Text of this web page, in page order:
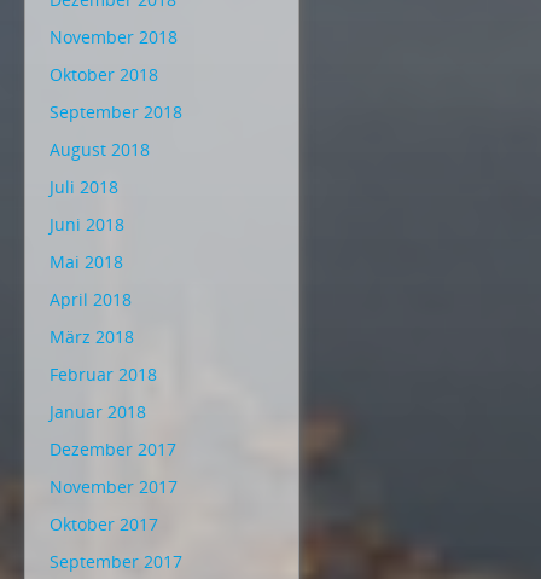
November 2018
Oktober 2018
September 2018
August 2018
Juli 2018
Juni 2018
Mai 2018
April 2018
März 2018
Februar 2018
Januar 2018
Dezember 2017
November 2017
Oktober 2017
September 2017